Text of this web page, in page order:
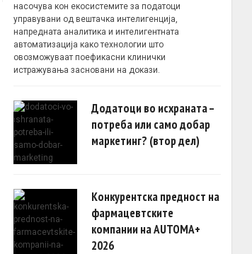
насочува кон екосистемите за податоци
управувани од вештачка интелигенција,
напредната аналитика и интелигентната
автоматизација како технологии што
овозможуваат поефикасни клинички
истражувања засновани на докази.
Додатоци во исхраната –
потреба или само добар
маркетинг? (втор дел)
Конкурентска предност на
фармацевтските
компании на AUTOMA+
2026